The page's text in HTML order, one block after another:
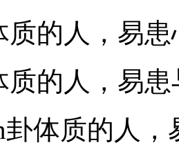
的人，易患
人，易患
质的人，